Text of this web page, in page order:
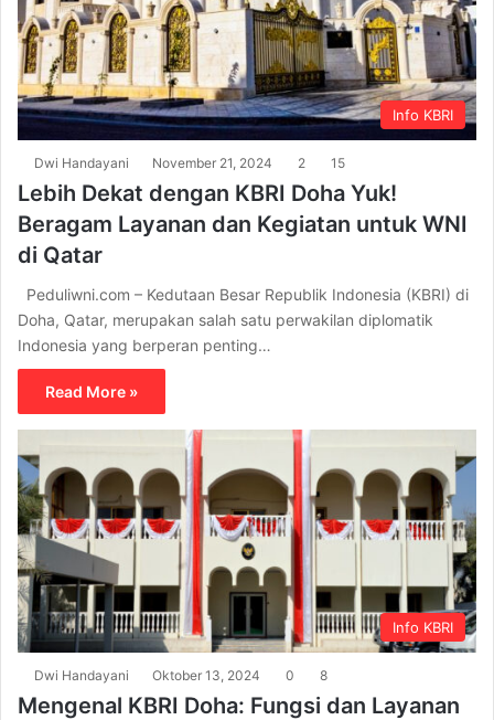
Info KBRI
Dwi Handayani November 21, 2024 2 15
Lebih Dekat dengan KBRI Doha Yuk!
Beragam Layanan dan Kegiatan untuk WNI
di Qatar
Peduliwni.com – Kedutaan Besar Republik Indonesia (KBRI) di
Doha, Qatar, merupakan salah satu perwakilan diplomatik
Indonesia yang berperan penting…
Read More »
Info KBRI
Dwi Handayani Oktober 13, 2024 0 8
Mengenal KBRI Doha: Fungsi dan Layanan